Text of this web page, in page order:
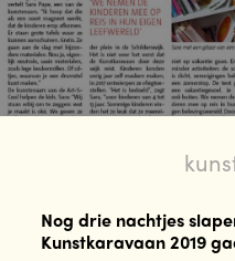
Nog drie nachtjes
Kunstkaravaan 2019